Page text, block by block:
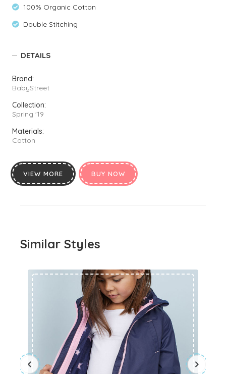
100% Organic Cotton
Double Stitching
DETAILS
Brand:
BabyStreet
Collection:
Spring '19
Materials:
Cotton
VIEW MORE BUY NOW
Similar Styles